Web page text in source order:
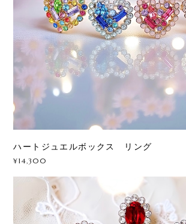
ハートジュエルボックス リング
¥14,300